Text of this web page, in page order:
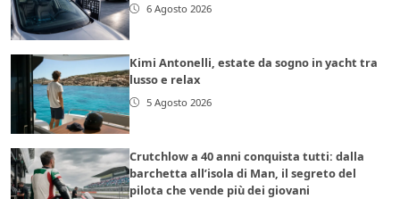
6 Agosto 2026
Kimi Antonelli, estate da sogno in yacht tra
lusso e relax
5 Agosto 2026
Crutchlow a 40 anni conquista tutti: dalla
barchetta all’isola di Man, il segreto del
pilota che vende più dei giovani